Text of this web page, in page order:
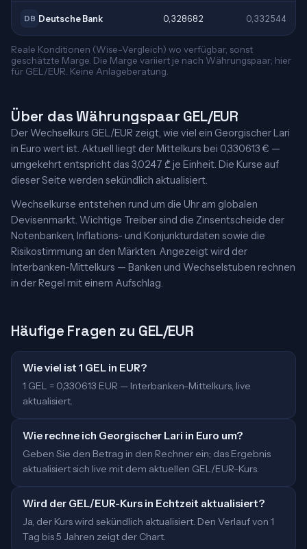
DB Deutsche Bank 0,328682 0,332544
Reale Konditionen (Wise-Vergleich) wo verfügbar, sonst
geschätzte Marge. Die Marge variiert je nach Währungspaar; hier
für GEL/EUR. Keine Anlageberatung.
Über das Währungspaar GEL/EUR
Der Wechselkurs GEL/EUR zeigt, wie viel ein Georgischer Lari
in Euro wert ist. Aktuell liegt der Mittelkurs bei 0,330613 € —
umgekehrt entspricht das 3,0247 ₾ je Einheit. Die Kurse auf
dieser Seite werden sekündlich aktualisiert.
Wechselkurse entstehen rund um die Uhr am globalen
Devisenmarkt. Wichtige Treiber sind die Zinsentscheide der
Notenbanken, Inflations- und Konjunkturdaten sowie die
Risikostimmung an den Märkten. Angezeigt wird der
Interbanken-Mittelkurs — Banken und Wechselstuben rechnen
in der Regel mit einem Aufschlag.
Häufige Fragen zu GEL/EUR
Wie viel ist 1 GEL in EUR?
1 GEL = 0,330613 EUR — Interbanken-Mittelkurs, live
aktualisiert.
Wie rechne ich Georgischer Lari in Euro um?
Geben Sie den Betrag in den Rechner ein; das Ergebnis
aktualisiert sich live mit dem aktuellen GEL/EUR-Kurs.
Wird der GEL/EUR-Kurs in Echtzeit aktualisiert?
Ja, der Kurs wird sekündlich aktualisiert. Den Verlauf von 1
Tag bis 5 Jahren zeigt der Chart.